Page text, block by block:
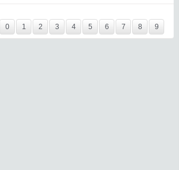
0
1 2 3 4 5 6 7 8 9